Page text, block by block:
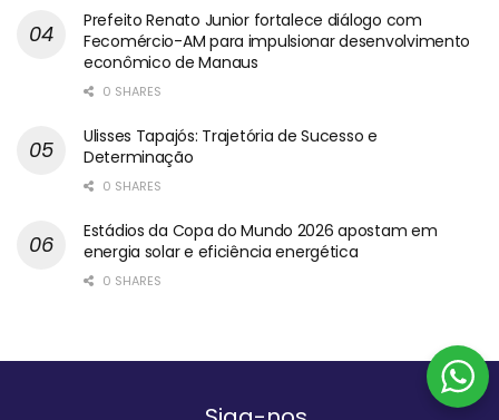
Prefeito Renato Junior fortalece diálogo com
Fecomércio-AM para impulsionar desenvolvimento
econômico de Manaus
0 SHARES
Ulisses Tapajós: Trajetória de Sucesso e
Determinação
0 SHARES
Estádios da Copa do Mundo 2026 apostam em
energia solar e eficiência energética
0 SHARES